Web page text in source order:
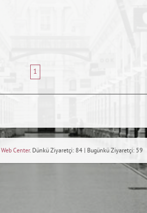
1
Web Center. Dünkü Ziyaretçi: 84 | Bugünkü Ziyaretçi: 59